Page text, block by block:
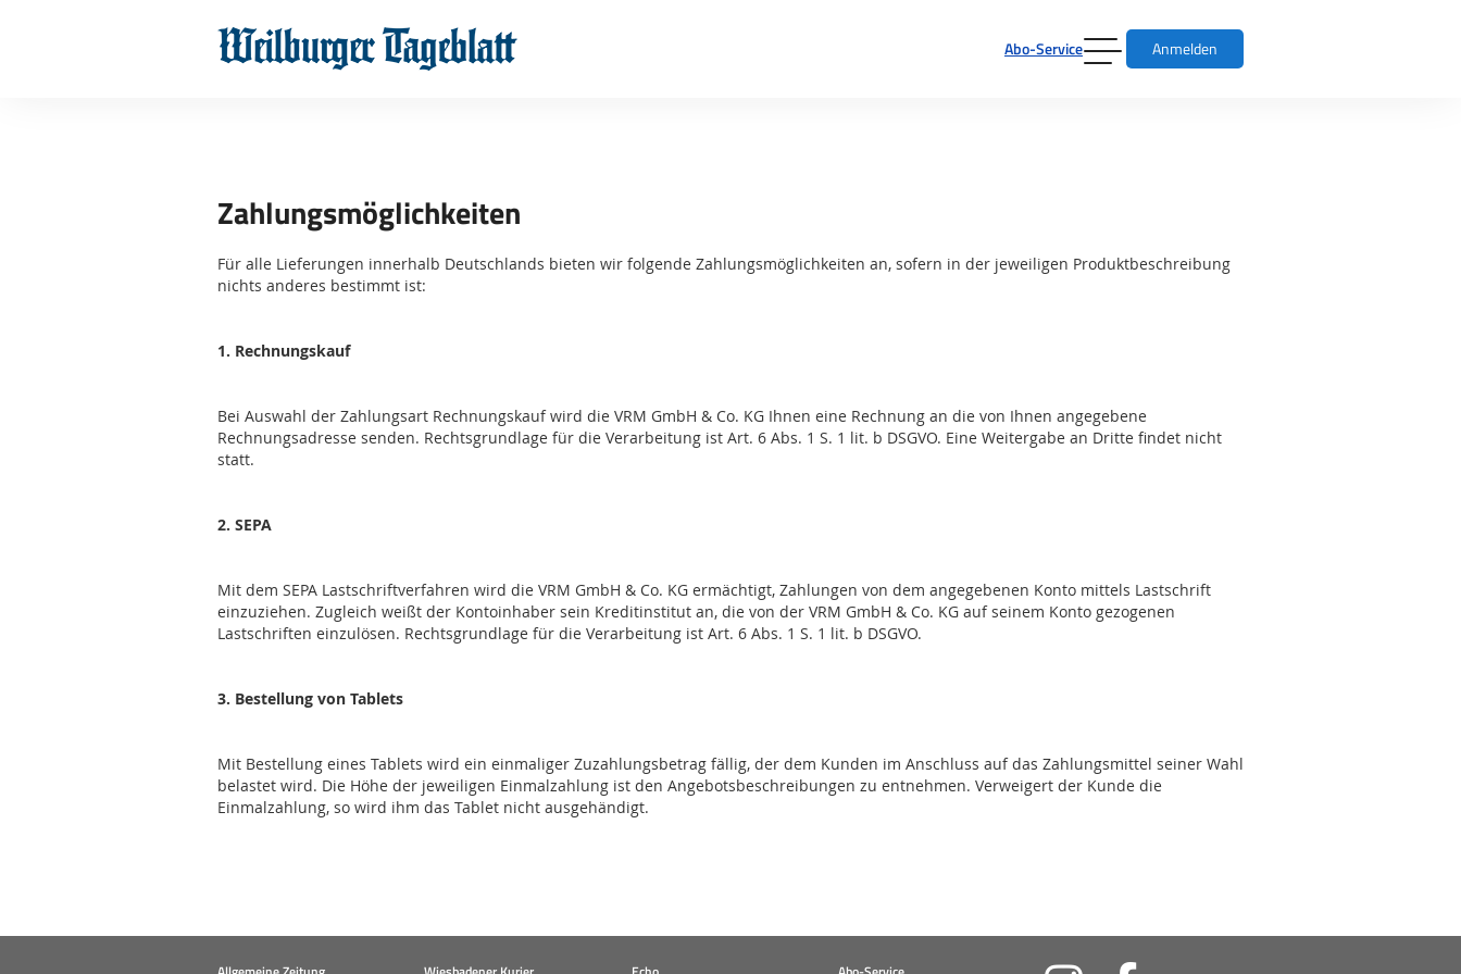
Abo-Service Anmelden
Zahlungsmöglichkeiten
Für alle Lieferungen innerhalb Deutschlands bieten wir folgende Zahlungsmöglichkeiten an, sofern in der jeweiligen Produktbeschreibung
nichts anderes bestimmt ist:
1. Rechnungskauf
Bei Auswahl der Zahlungsart Rechnungskauf wird die VRM GmbH & Co. KG Ihnen eine Rechnung an die von Ihnen angegebene
Rechnungsadresse senden. Rechtsgrundlage für die Verarbeitung ist Art. 6 Abs. 1 S. 1 lit. b DSGVO. Eine Weitergabe an Dritte findet nicht
statt.
2. SEPA
Mit dem SEPA Lastschriftverfahren wird die VRM GmbH & Co. KG ermächtigt, Zahlungen von dem angegebenen Konto mittels Lastschrift
einzuziehen. Zugleich weißt der Kontoinhaber sein Kreditinstitut an, die von der VRM GmbH & Co. KG auf seinem Konto gezogenen
Lastschriften einzulösen. Rechtsgrundlage für die Verarbeitung ist Art. 6 Abs. 1 S. 1 lit. b DSGVO.
3. Bestellung von Tablets
Mit Bestellung eines Tablets wird ein einmaliger Zuzahlungsbetrag fällig, der dem Kunden im Anschluss auf das Zahlungsmittel seiner Wahl
belastet wird. Die Höhe der jeweiligen Einmalzahlung ist den Angebotsbeschreibungen zu entnehmen. Verweigert der Kunde die
Einmalzahlung, so wird ihm das Tablet nicht ausgehändigt.